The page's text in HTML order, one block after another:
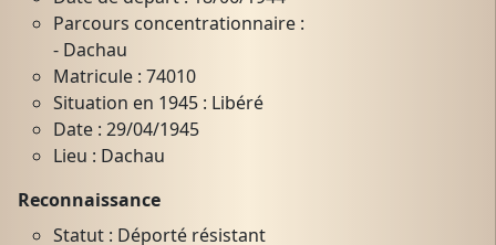
Parcours concentrationnaire :
- Dachau
Matricule : 74010
Situation en 1945 : Libéré
Date : 29/04/1945
Lieu : Dachau
Reconnaissance
Statut : Déporté résistant